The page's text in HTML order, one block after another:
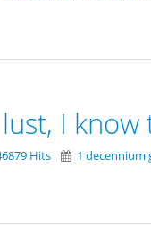
I know
Hits 1 decennium